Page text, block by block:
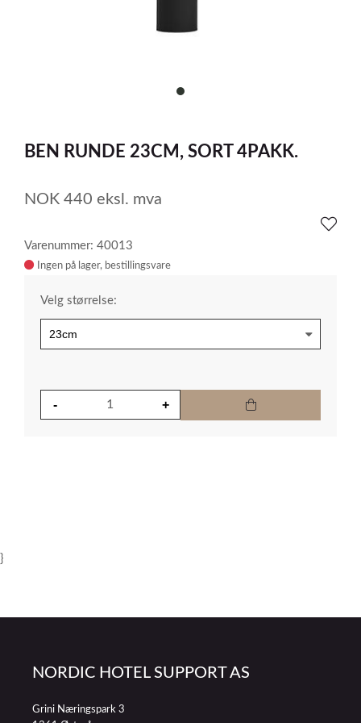
item
of
BEN RUNDE 23CM, SORT 4PAKK.
NOK 440 eksl. mva
Varenummer: 40013
Ingen på lager
Velg størrelse:
}
NORDIC HOTEL SUPPORT AS
Grini Næringspark 3